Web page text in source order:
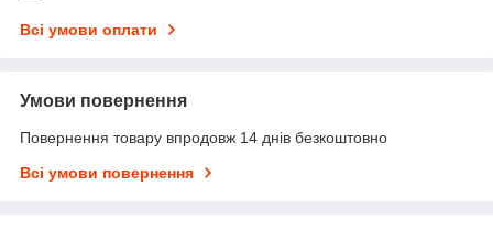
Всі умови оплати
Умови повернення
Повернення товару впродовж 14 днів безкоштовно
Всі умови повернення